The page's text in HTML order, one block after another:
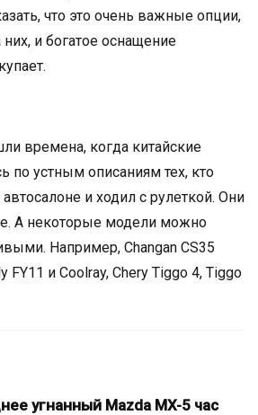
что это очень важные опции,
и богатое оснащение
времена, когда китайские
по устным описаниям тех, кто
и ходил с рулеткой. Они
А некоторые модели можно
Например, Changan CS35
FY11 и Coolray, Chery Tiggo 4, Tiggo
угнанный Mazda MX-5 час